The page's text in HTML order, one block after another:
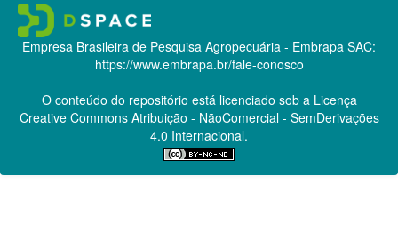
Empresa Brasileira de Pesquisa Agropecuária - Embrapa SAC:
https://www.embrapa.br/fale-conosco
O conteúdo do repositório está licenciado sob a Licença
Creative CommonsAtribuição - NãoComercial - SemDerivações
4.0 Internacional.